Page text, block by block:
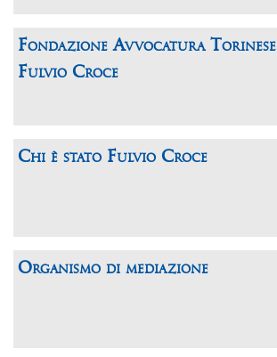
Fondazione Avvocatura Torinese
Fulvio Croce
Chi è stato Fulvio Croce
Organismo di mediazione